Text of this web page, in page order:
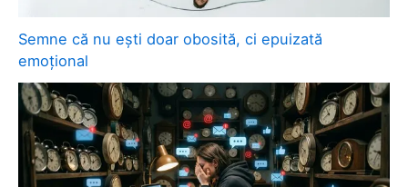
Semne că nu ești doar obosită, ci epuizată
emoțional